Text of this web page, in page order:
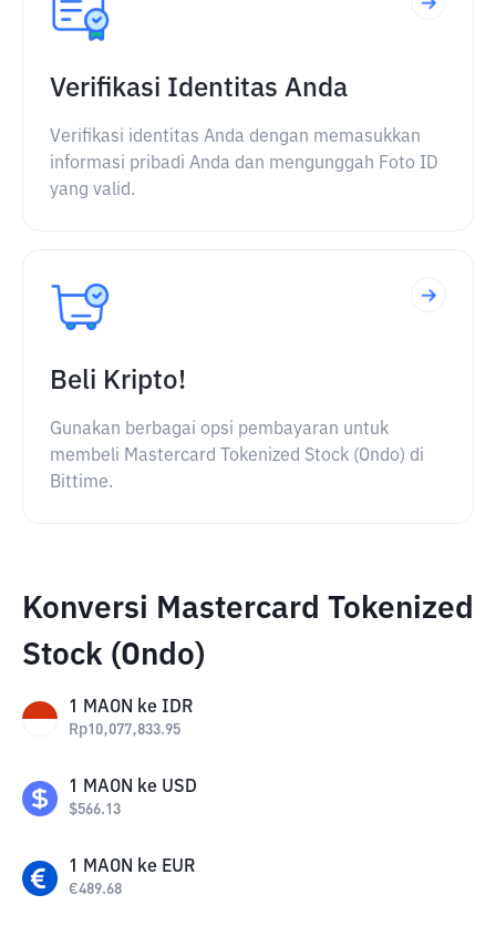
Verifikasi Identitas Anda
Verifikasi identitas Anda dengan memasukkan
informasi pribadi Anda dan mengunggah Foto ID
yang valid.
Beli Kripto!
Gunakan berbagai opsi pembayaran untuk
membeli Mastercard Tokenized Stock (Ondo) di
Bittime.
Konversi Mastercard Tokenized
Stock (Ondo)
1 MAON ke IDR
Rp10,077,833.95
1 MAON ke USD
$566.13
1 MAON ke EUR
€489.68